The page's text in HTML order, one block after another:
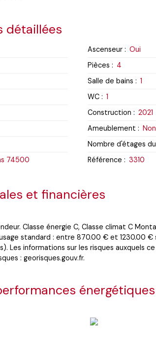
détaillées
Ascenseur : Oui
Pièces : 4
Salle de bains : 1
WC : 1
Construction : 2021
Ameublement :
Nombre d'étages
74500 Référence : 3310
et financières
Classe énergie C, Classe climat C
standard : entre 870.00 € et 1230.00 €
Les informations sur les risques auxquels
: georisques.gouv.fr.